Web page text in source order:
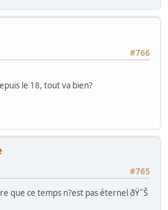
#766
le 18, tout va bien?
#765
que ce temps n?est pas éternel ðŸ˜Š